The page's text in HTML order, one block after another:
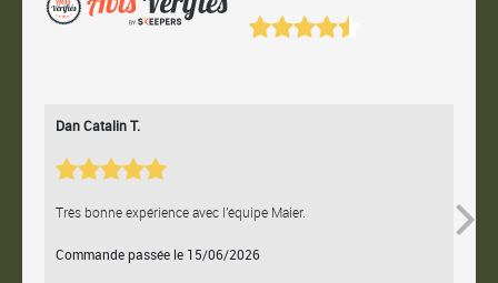
Dan Catalin T.
Très bonne expérience avec l'équipe Maier.
Commande passée le 15/06/2026